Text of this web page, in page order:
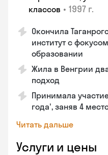
классов • 1997 г.
Окончила
институт с
образовании
Жила в Венгрии
подход
Принимала
года', заняв 4
Читать дальше
Услуги и цены